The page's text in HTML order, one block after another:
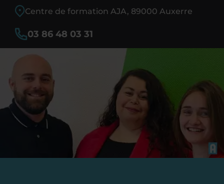
Centre de formation AJA, 89000 Auxerre
03 86 48 03 31